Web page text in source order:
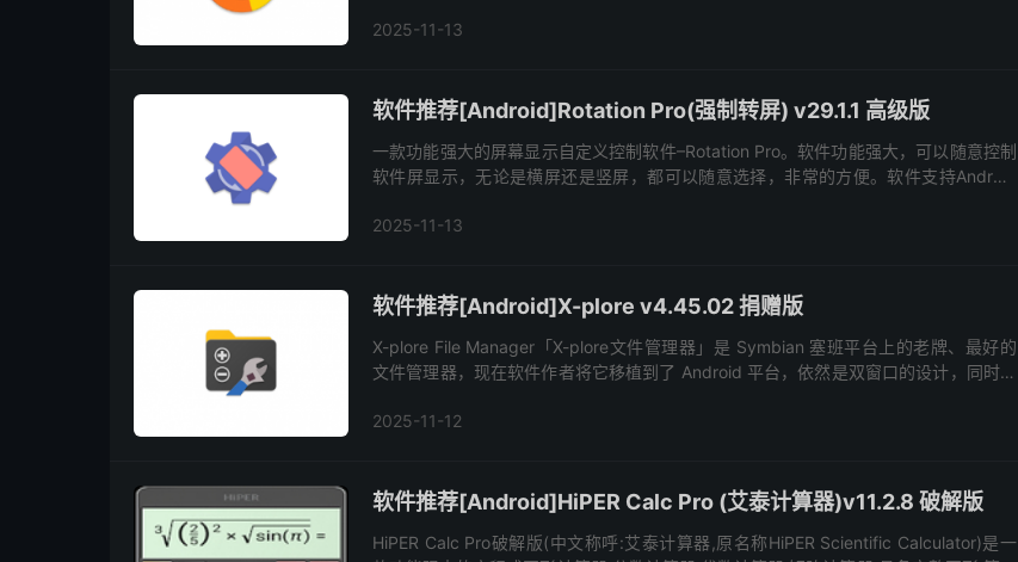
2025-11-13
软件推荐[Android]Rotation Pro(强制转屏) v29.1.1 高级版
一款功能强大的屏幕显示自定义控制软件–Rotation Pro。软件功能强大，可以随意控制
软件屏显示，无论是横屏还是竖屏，都可以随意选择，非常的方便。软件支持Android
2025-11-13
软件推荐[Android]X-plore v4.45.02 捐赠版
X-plore File Manager「X-plore文件管理器」是 Symbian 塞班平台上的老牌、最好的
文件管理器，现在软件作者将它移植到了 Android 平台，依然是双窗口的设计，同时显
2025-11-12
软件推荐[Android]HiPER Calc Pro (艾泰计算器)v11.2.8 破解版
HiPER Calc Pro破解版(中文称呼:艾泰计算器,原名称HiPER Scientific Calculator)是一